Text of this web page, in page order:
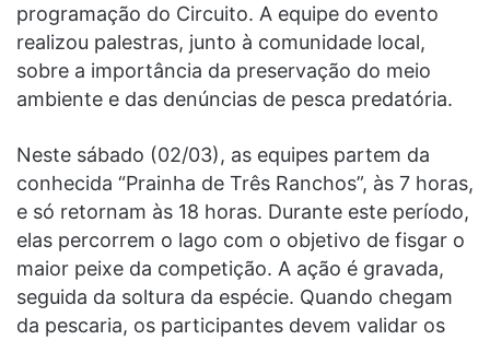
programação do Circuito. A equipe do evento
realizou palestras, junto à comunidade local,
sobre a importância da preservação do meio
ambiente e das denúncias de pesca predatória.
Neste sábado (02/03), as equipes partem da
conhecida “Prainha de Três Ranchos”, às 7 horas,
e só retornam às 18 horas. Durante este período,
elas percorrem o lago com o objetivo de fisgar o
maior peixe da competição. A ação é gravada,
seguida da soltura da espécie. Quando chegam
da pescaria, os participantes devem validar os